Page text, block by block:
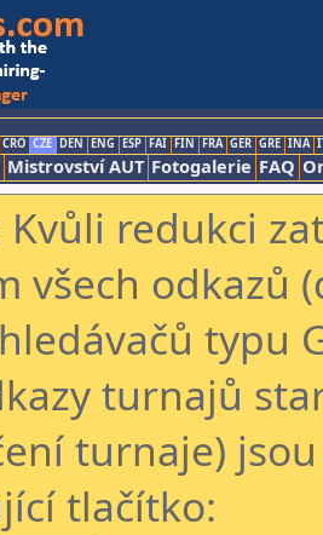
CRO CZE DEN ENG ESP FAI FIN FRA GER GRE INA
Mistrovství AUT Fotogalerie FAQ
Kvůli redukci
všech odkazů
typu
turnajů
turnaje)
tlačítko: